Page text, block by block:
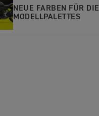
NEUE FARBEN FÜR DIE
MODELLPALETTES